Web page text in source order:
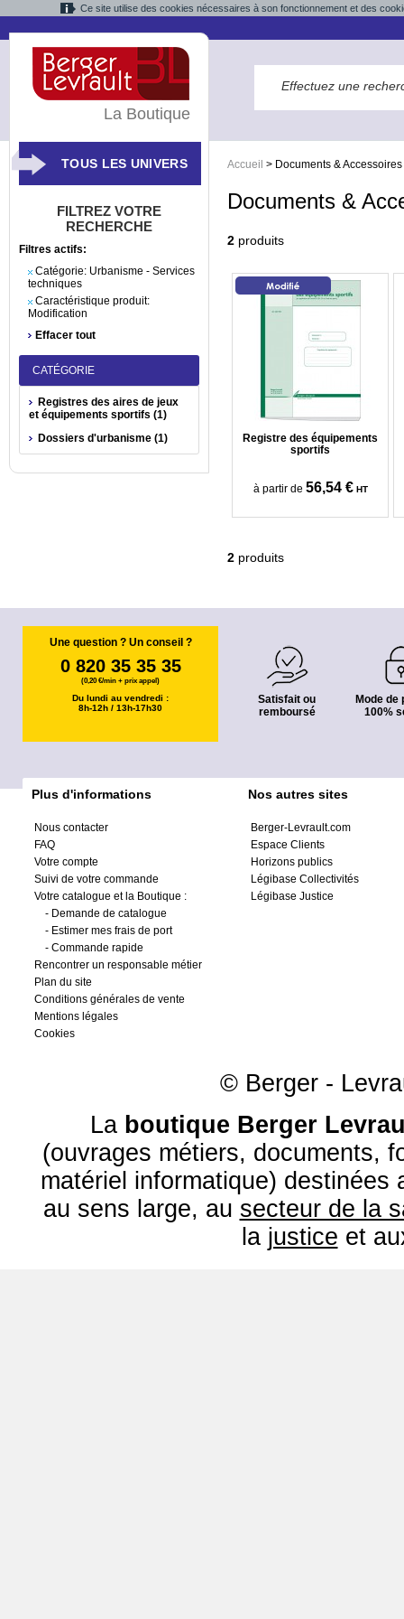
Ce site utilise des cookies nécessaires à son fonctionnement et des
Accueil > Documents & Accessoires
Documents &
2 produits
Registre des équipements
sportifs
à partir de 56,54 € HT
2 produits
La Boutique
TOUS LES UNIVERS
FILTREZ VOTRE
RECHERCHE
Filtres actifs:
Catégorie: Urbanisme - Services
techniques
Caractéristique produit:
Modification
Effacer tout
CATÉGORIE
Registres des aires de jeux
et équipements sportifs (1)
Dossiers d'urbanisme (1)
Une question ? Un conseil ?
0 820 35 35 35
(0,20 €/min + prix appel)
Du lundi au vendredi :
8h-12h / 13h-17h30
Satisfait ou
remboursé
Mode de
100%
Plus d'informations
Nous contacter
FAQ
Votre compte
Suivi de votre commande
Votre catalogue et la Boutique :
- Demande de catalogue
- Estimer mes frais de port
- Commande rapide
Rencontrer un responsable métier
Plan du site
Conditions générales de vente
Mentions légales
Cookies
Nos autres sites
Berger-Levrault.com
Espace Clients
Horizons publics
Légibase Collectivités
Légibase Justice
© Berger -
La boutique Berger
(ouvrages métiers, documents,
matériel informatique) destinées
au sens large, au secteur de la
la justice et